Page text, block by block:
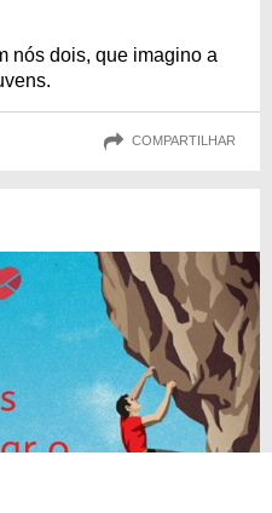
nós dois, que imagino a
COMPARTILHAR